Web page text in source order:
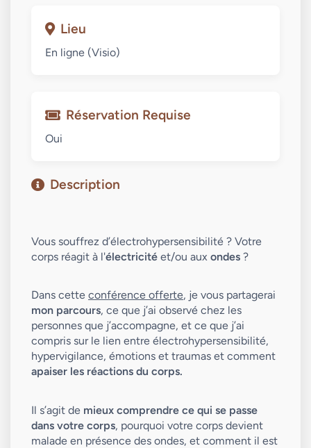
Lieu
En ligne (Visio)
Réservation Requise
Oui
Description
Vous souffrez d’électrohypersensibilité ? Votre
corps réagit à l'électricité et/ou aux ondes ?
Dans cette conférence offerte
mon parcours, ce que j’ai observé chez les
personnes que j’accompagne, et ce que j’ai
compris sur le lien entre électrohypersensibilité,
apaiser les réactions du corps.
Il s’agit de mieux comprendre ce qui se passe
dans votre corps, pourquoi votre corps devient
malade en présence des ondes, et comment il est